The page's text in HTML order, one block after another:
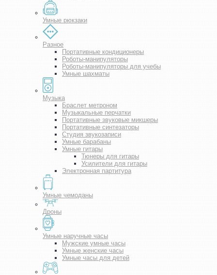
Умные рюкзаки
Разное
Портативные кондиционеры
Роботы-манипуляторы
Роботы-манипуляторы для учебы
Умные шахматы
Музыка
Браслет метроном
Музыкальные перчатки
Портативные звуковые микшеры
Портативные синтезаторы
Студия звукозаписи
Умные барабаны
Умные гитары
Тюнеры для гитары
Усилители для гитары
Электронная партитура
Умные чемоданы
Дроны
Умные наручные часы
Мужские умные часы
Умные женские часы
Умные часы для детей